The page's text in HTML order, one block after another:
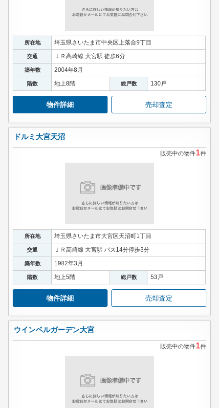
所在地 埼玉県さいたま市中央区上落合9丁目
交通 ＪＲ高崎線 大宮駅 徒歩6分
築年数 2004年8月
階数 地上8階 総戸数 130戸
物件詳細 売却査定
ドルミ大宮天沼
販売中の物件1件
所在地 埼玉県さいたま市大宮区天沼町1丁目
交通 ＪＲ高崎線 大宮駅 バス14分停歩3分
築年数 1982年3月
階数 地上5階 総戸数 53戸
物件詳細 売却査定
ウインベルガーデン大宮
販売中の物件1件